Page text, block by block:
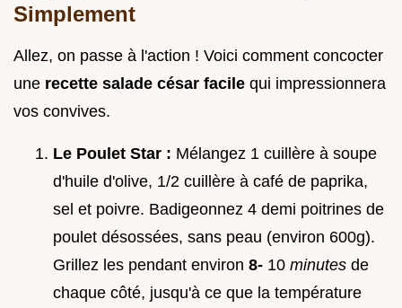
Simplement
Allez, on passe à l'action ! Voici comment concocter
une recette salade césar facile qui impressionnera
vos convives.
Le Poulet Star : Mélangez 1 cuillère à soupe
d'huile d'olive, 1/2 cuillère à café de paprika,
sel et poivre. Badigeonnez 4 demi poitrines de
poulet désossées, sans peau (environ 600g).
Grillez les pendant environ 8- 10 minutes de
chaque côté, jusqu'à ce que la température